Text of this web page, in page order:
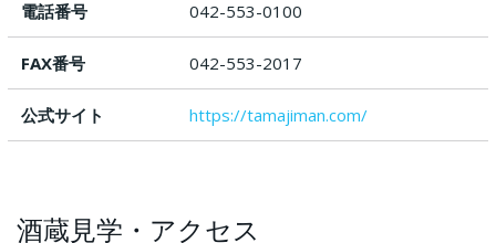
電話番号 042-553-0100
FAX番号 042-553-2017
公式サイト https://tamajiman.com/
酒蔵見学・アクセス